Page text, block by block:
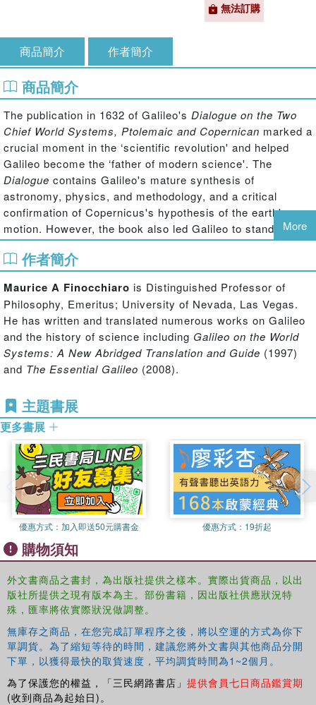
無法訂購
商品簡介 作者簡介
商品簡介
The publication in 1632 of Galileo's Dialogue on the Two
Chief World Systems, Ptolemaic and Copernican marked a
crucial moment in the ‘scientific revolution' and helped
Galileo become the ‘father of modern science'. The
Dialogue contains Galileo's mature synthesis of
astronomy, physics, and methodology, and a critical
confirmation of Copernicus's hypothesis of the earth's
motion. However, the book also led Galileo to stand trial
with the Inquisition, in what became known as ‘the
greatest scandal in Christendom'.
InThe Routledge Guidebook to Galileo's Dialogue,
Maurice A. Finocchiaro introduces and analyzes:
the intellectual background and historical context of the Copernican
controversy and Inquisition trial;
the key arguments and critiques that Galileo presents on both sides
of the ‘dialogue';
view: science, methodology, and rhetoric;
the enduring legacy of the
its approach to other areas.
This is an essential introduction for all students of
science, philosophy, history, and religion wanting a useful
guide to Galileo's great classic.
Maurice A Finocchiaro is Distinguished Professor of
Philosophy, Emeritus; University of Nevada, Las Vegas.
He has written and translated numerous works on Galileo
and the history of science including Galileo on the World
Systems: A New Abridged Translation and Guide (1997)
and The Essential Galileo (2008).
More
作者簡介
Maurice A Finocchiaro is Distinguished Professor of
Philosophy, Emeritus; University of Nevada, Las Vegas.
He has written and translated numerous works on Galileo
and the history of science including Galileo on the World
Systems: A New Abridged Translation and Guide (1997)
and The Essential Galileo (2008).
主題書展
更多書展
優惠方式： 加入即送50元購書金 優惠方式： 19折起
購物須知
外文書商品之書封，為出版社提供之樣本。實際出貨商品，以出
版社所提供之現有版本為主。部份書籍，因出版社供應狀況特
殊，匯率將依實際狀況做調整。
無庫存之商品，在您完成訂單程序之後，將以空運的方式為你下
單調貨。為了縮短等待的時間，建議您將外文書與其他商品分開
下單，以獲得最快的取貨速度，平均調貨時間為1~2個月。
為了保護您的權益，「三民網路書店」 提供會員七日商品鑑賞期
(收到商品為起始日)。